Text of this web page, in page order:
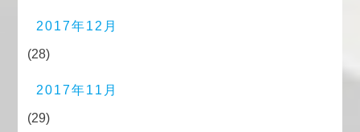
2017年12月
(28)
2017年11月
(29)